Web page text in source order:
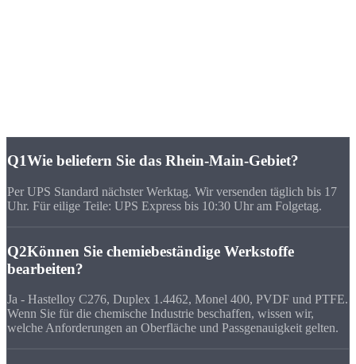
Q1Wie beliefern Sie das Rhein-Main-Gebiet?
Per UPS Standard nächster Werktag. Wir versenden täglich bis 17
Uhr. Für eilige Teile: UPS Express bis 10:30 Uhr am Folgetag.
Q2Können Sie chemiebeständige Werkstoffe
bearbeiten?
Ja - Hastelloy C276, Duplex 1.4462, Monel 400, PVDF und PTFE.
Wenn Sie für die chemische Industrie beschaffen, wissen wir,
welche Anforderungen an Oberfläche und Passgenauigkeit gelten.